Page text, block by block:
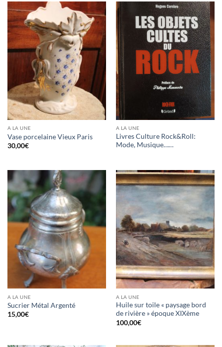
A LA UNE
Vase porcelaine Vieux Paris
30,00€
A LA UNE
Livres Culture Rock&Roll:
Mode, Musique……
A LA UNE
Sucrier Métal Argenté
15,00€
A LA UNE
Huile sur toile « paysage bord
de rivière » époque XIXème
100,00€